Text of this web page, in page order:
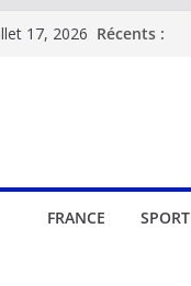
17, 2026 Récents :
FRANCE SPORT